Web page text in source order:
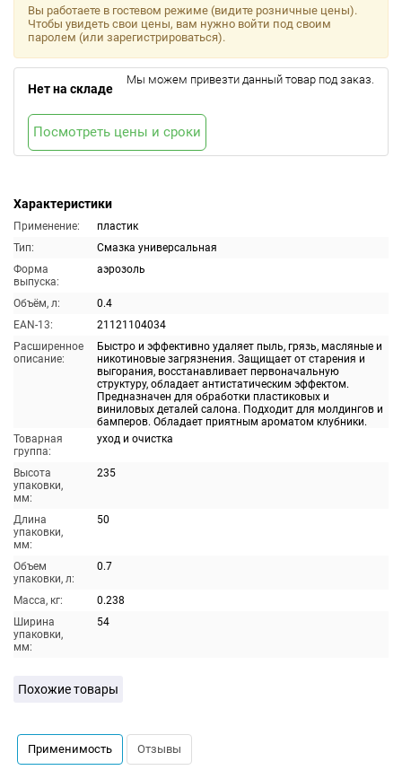
Характеристики
Применение:
пластик
Тип:
Смазка универсальная
Форма
выпуска:
аэрозоль
Объём, л:
0.4
EAN-13:
21121104034
Расширенное
описание:
Быстро и эффективно удаляет пыль, грязь, масляные и
никотиновые загрязнения. Защищает от старения и
выгорания, восстанавливает первоначальную
структуру, обладает антистатическим эффектом.
Предназначен для обработки пластиковых и
виниловых деталей салона. Подходит для молдингов и
бамперов. Обладает приятным ароматом клубники.
Товарная
группа:
уход и очистка
Высота
упаковки,
мм:
235
Длина
упаковки,
мм:
50
Объем
упаковки, л:
0.7
Масса, кг:
0.238
Ширина
упаковки,
мм:
54
Вы работаете в гостевом режиме (видите розничные цены).
Чтобы увидеть свои цены, вам нужно войти под своим
паролем (или зарегистрироваться).
Нет на складе
Мы можем привезти данный товар под заказ.
Посмотреть цены и сроки
Похожие товары
Применимость Отзывы